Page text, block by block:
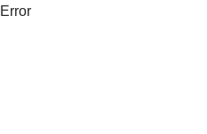
Error